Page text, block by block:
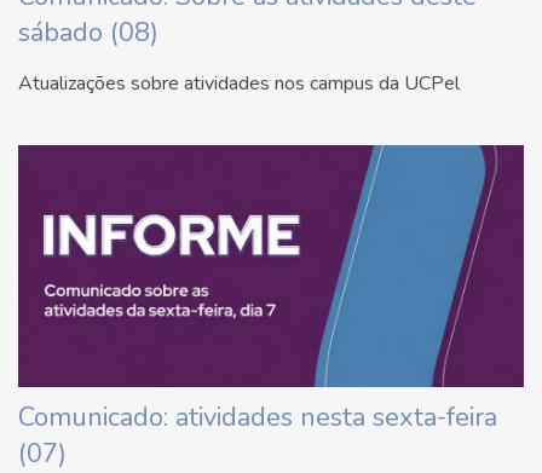
sábado (08)
Atualizações sobre atividades nos campus da UCPel
Comunicado: atividades nesta sexta-feira
(07)